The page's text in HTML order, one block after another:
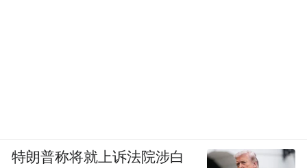
特朗普称将就上诉法院涉白